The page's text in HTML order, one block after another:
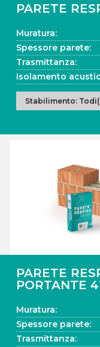
PARETE
Muratura:
Spessore parete:
Trasmittanza:
Isolamento
Stabilimento:
PARETE
PORTANTE
Muratura:
Spessore parete:
Trasmittanza: